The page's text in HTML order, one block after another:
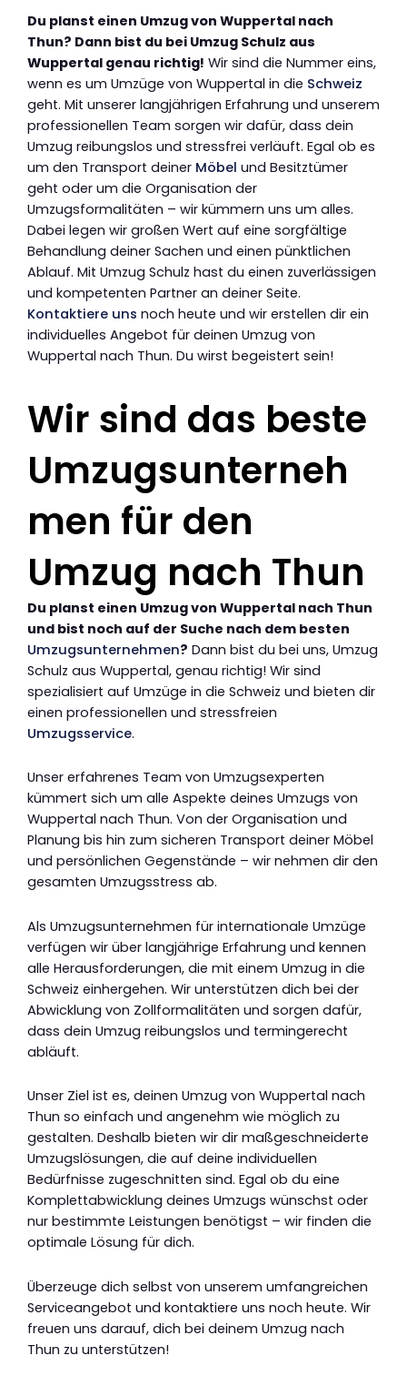
Du planst einen Umzug von Wuppertal nach
Thun? Dann bist du bei Umzug Schulz aus
Wuppertal genau richtig! Wir sind die Nummer eins,
wenn es um Umzüge von Wuppertal in die Schweiz
geht. Mit unserer langjährigen Erfahrung und unserem
professionellen Team sorgen wir dafür, dass dein
Umzug reibungslos und stressfrei verläuft. Egal ob es
um den Transport deiner Möbel und Besitztümer
geht oder um die Organisation der
Umzugsformalitäten – wir kümmern uns um alles.
Dabei legen wir großen Wert auf eine sorgfältige
Behandlung deiner Sachen und einen pünktlichen
Ablauf. Mit Umzug Schulz hast du einen zuverlässigen
und kompetenten Partner an deiner Seite.
Kontaktiere uns noch heute und wir erstellen dir ein
individuelles Angebot für deinen Umzug von
Wuppertal nach Thun. Du wirst begeistert sein!
Wir sind das beste
Umzugsunterneh
men für den
Umzug nach Thun
Du planst einen Umzug von Wuppertal nach Thun
und bist noch auf der Suche nach dem besten
Umzugsunternehmen? Dann bist du bei uns, Umzug
Schulz aus Wuppertal, genau richtig! Wir sind
spezialisiert auf Umzüge in die Schweiz und bieten dir
einen professionellen und stressfreien
Umzugsservice.
Unser erfahrenes Team von Umzugsexperten
kümmert sich um alle Aspekte deines Umzugs von
Wuppertal nach Thun. Von der Organisation und
Planung bis hin zum sicheren Transport deiner Möbel
und persönlichen Gegenstände – wir nehmen dir den
gesamten Umzugsstress ab.
Als Umzugsunternehmen für internationale Umzüge
verfügen wir über langjährige Erfahrung und kennen
alle Herausforderungen, die mit einem Umzug in die
Schweiz einhergehen. Wir unterstützen dich bei der
Abwicklung von Zollformalitäten und sorgen dafür,
dass dein Umzug reibungslos und termingerecht
abläuft.
Unser Ziel ist es, deinen Umzug von Wuppertal nach
Thun so einfach und angenehm wie möglich zu
gestalten. Deshalb bieten wir dir maßgeschneiderte
Umzugslösungen, die auf deine individuellen
Bedürfnisse zugeschnitten sind. Egal ob du eine
Komplettabwicklung deines Umzugs wünschst oder
nur bestimmte Leistungen benötigst – wir finden die
optimale Lösung für dich.
Überzeuge dich selbst von unserem umfangreichen
Serviceangebot und kontaktiere uns noch heute. Wir
freuen uns darauf, dich bei deinem Umzug nach
Thun zu unterstützen!